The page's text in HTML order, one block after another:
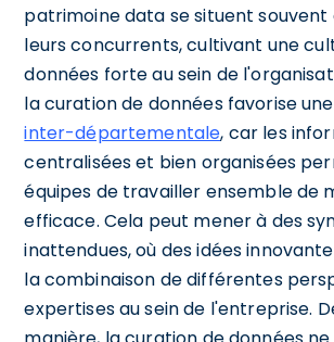
patrimoine data se situent souvent
leurs concurrents, cultivant une
données forte au sein de
la curation de données favorise une
inter-départementale, car les
centralisées et bien organisées
équipes de travailler ensemble de
efficace. Cela peut mener à des
inattendues, où des idées
la combinaison de différentes
expertises au sein de l'entreprise.